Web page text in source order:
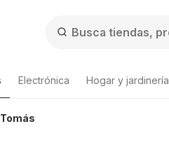
Electrónica Hogar y jardinería